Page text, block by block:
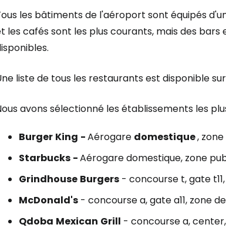
les bâtiments de l'aéroport sont équipés
les cafés sont les plus courants, mais des
liste de tous les restaurants est disponible
avons sélectionné les établissements les
Burger King -Aérogare domestique,
Starbucks -Aérogare domestique, zone
Grindhouse Burgers - concourse t, gate
McDonald's - concourse a, gate a11, zone
Qdoba Mexican Grill - concourse a,